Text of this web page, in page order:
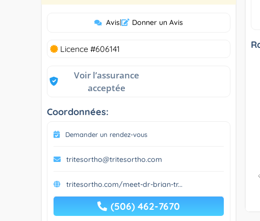
Avis| Donner un Avis
Licence #606141
Voir l’assurance
acceptée
Coordonnées:
Demander un rendez-vous
tritesortho@tritesortho.com
tritesortho.com/meet-dr-brian-tr...
(506) 462-7670